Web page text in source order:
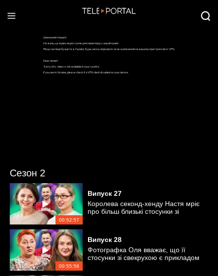
Сезон 2
00:52:57
Випуск 27
Королева секонд-хенду Настя мріє
про більш близькі стосунки зі
00:55:56
Випуск 28
Фотографка Оля вважає, що її
стосунки зі свекрухою є прикладом